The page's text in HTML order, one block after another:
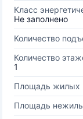
Класс
Не заполнено
Количество
Количество
1
Площадь жилых
Площадь